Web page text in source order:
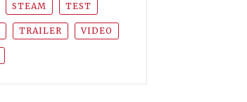
STEAM TEST
TRAILER VIDEO